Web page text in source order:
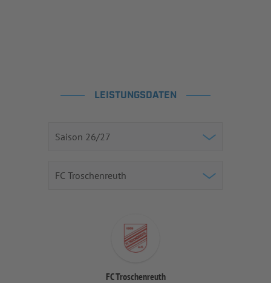
LEISTUNGSDATEN
FC Troschenreuth